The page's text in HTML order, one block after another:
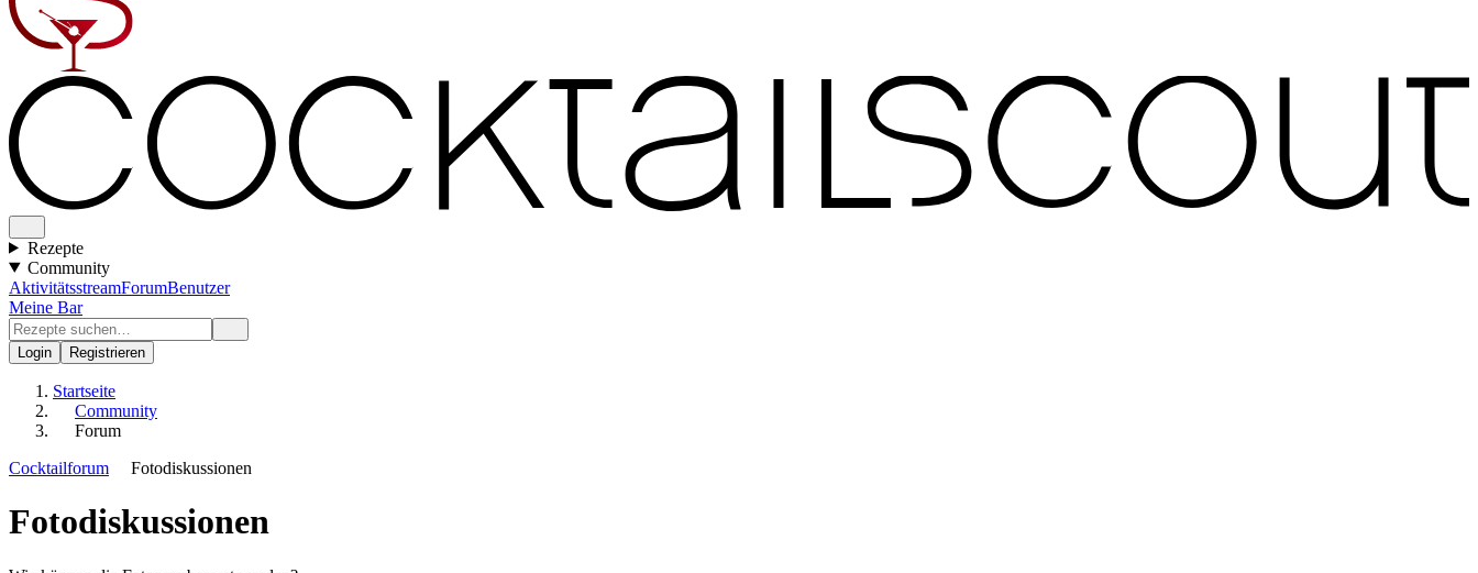
Rezepte
Community
AktivitätsstreamForumBenutzer
Meine Bar
Login Registrieren
Startseite
Community
Forum
Cocktailforum
Fotodiskussionen
Fotodiskussionen